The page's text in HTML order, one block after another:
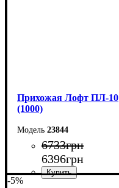
Прихожая Лофт ПЛ-10
(1000)
23844
6733грн
6396грн
-5%